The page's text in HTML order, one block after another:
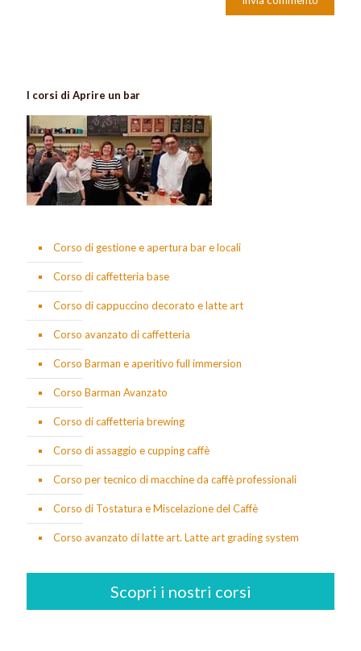
I corsi di Aprire un bar
Corso di gestione e apertura bar e locali
Corso di caffetteria base
Corso di cappuccino decorato e latte art
Corso avanzato di caffetteria
Corso Barman e aperitivo full immersion
Corso Barman Avanzato
Corso di caffetteria brewing
Corso di assaggio e cupping caffè
Corso per tecnico di macchine da caffè professionali
Corso di Tostatura e Miscelazione del Caffè
Corso avanzato di latte art. Latte art grading system
Scopri i nostri corsi